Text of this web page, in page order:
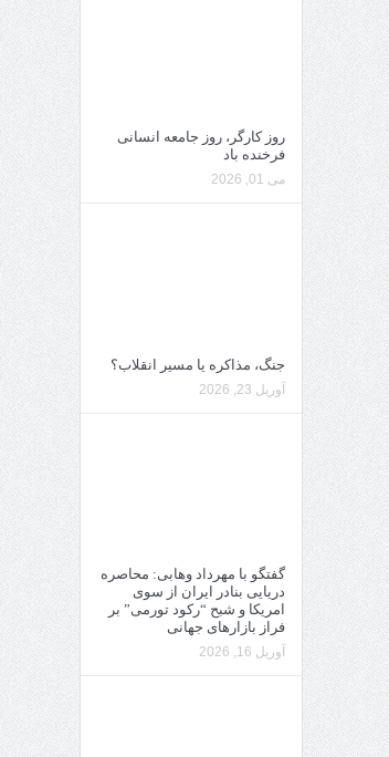
روز کارگر، روز جامعه انسانی
فرخنده باد
می 01, 2026
جنگ، مذاکره یا مسیر انقلاب؟
آوریل 23, 2026
گفتگو با مهرداد وهابی: محاصره
دریایی بنادر ایران از سوی
امریکا و شبح “رکود تورمی” بر
فراز بازارهای جهانی
آوریل 16, 2026